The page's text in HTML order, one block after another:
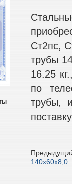
Ст2пс,
трубы
16.25
по
трубы,
140х60х8,0